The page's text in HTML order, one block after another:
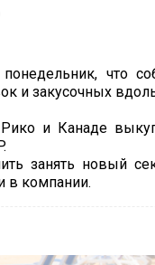
что
и закусочных
и Канаде
занять новый
в компании.